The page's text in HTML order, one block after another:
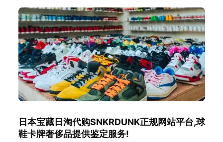
日本宝藏日淘代购SNKRDUNK正规网站平台,球
鞋卡牌奢侈品提供鉴定服务!